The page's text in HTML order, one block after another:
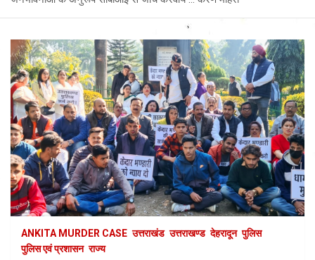
ANKITA MURDER CASE उत्तराखंड उत्तराखण्ड देहरादून पुलिस
पुलिस एवं प्रशासन राज्य